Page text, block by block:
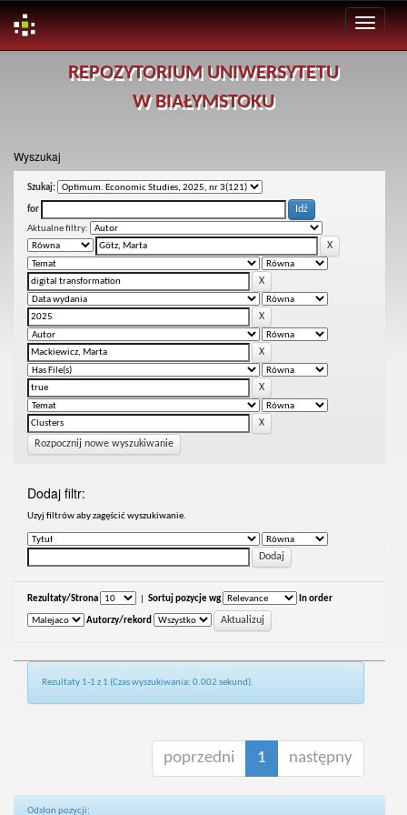
REPOZYTORIUM UNIWERSYTETU
W BIAŁYMSTOKU
Wyszukaj
Szukaj:
for
Aktualne filtry:
Rozpocznij nowe wyszukiwanie
Dodaj filtr:
Uzyj filtrów aby zagęścić wyszukiwanie.
Rezultaty/Strona Sortuj pozycje wg In order
Autorzy/rekord
Rezultaty 1-1 z 1 (Czas wyszukiwania: 0.002 sekund).
poprzedni 1 następny
Odsłon pozycji: